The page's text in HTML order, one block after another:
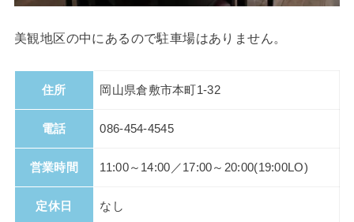
美観地区の中にあるので駐車場はありません。
住所 岡山県倉敷市本町1-32
電話 086-454-4545
営業時間 11:00～14:00／17:00～20:00(19:00LO)
定休日 なし